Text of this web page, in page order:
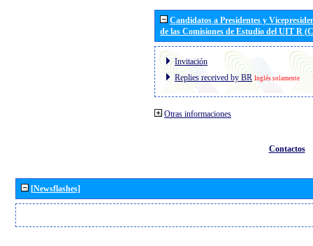
Candidatos a Presidentes y
de las Comisiones de Estudio del UIT R
Invitación
Replies received by BR Inglés solamente
Otras informaciones
Contactos
[Newsflashes]